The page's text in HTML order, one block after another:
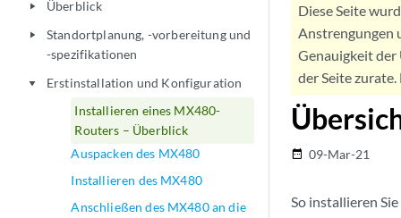
play_arrow Überblick
play_arrow
Standortplanung, -vorbereitung und
-spezifikationen
play_arrow
Erstinstallation und Konfiguration
Installieren eines MX480-
Routers – Überblick
Auspacken des MX480
Installieren des MX480
Anschließen des MX480 an die
Diese Seite
Anstrengungen
Genauigkeit der
der Seite
date_range 09-Mar-21
So installieren